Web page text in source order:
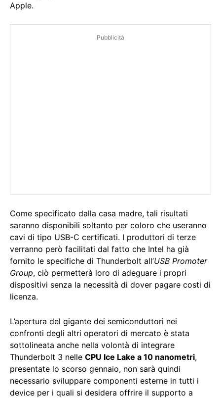
Apple.
Pubblicità
Come specificato dalla casa madre, tali risultati
saranno disponibili soltanto per coloro che useranno
cavi di tipo USB-C certificati. I produttori di terze
verranno però facilitati dal fatto che Intel ha già
fornito le specifiche di Thunderbolt all’USB Promoter
Group, ciò permetterà loro di adeguare i propri
dispositivi senza la necessità di dover pagare costi di
licenza.
L’apertura del gigante dei semiconduttori nei
confronti degli altri operatori di mercato è stata
sottolineata anche nella volontà di integrare
Thunderbolt 3 nelle CPU Ice Lake a 10 nanometri,
presentate lo scorso gennaio, non sarà quindi
necessario sviluppare componenti esterne in tutti i
device per i quali si desidera offrire il supporto a